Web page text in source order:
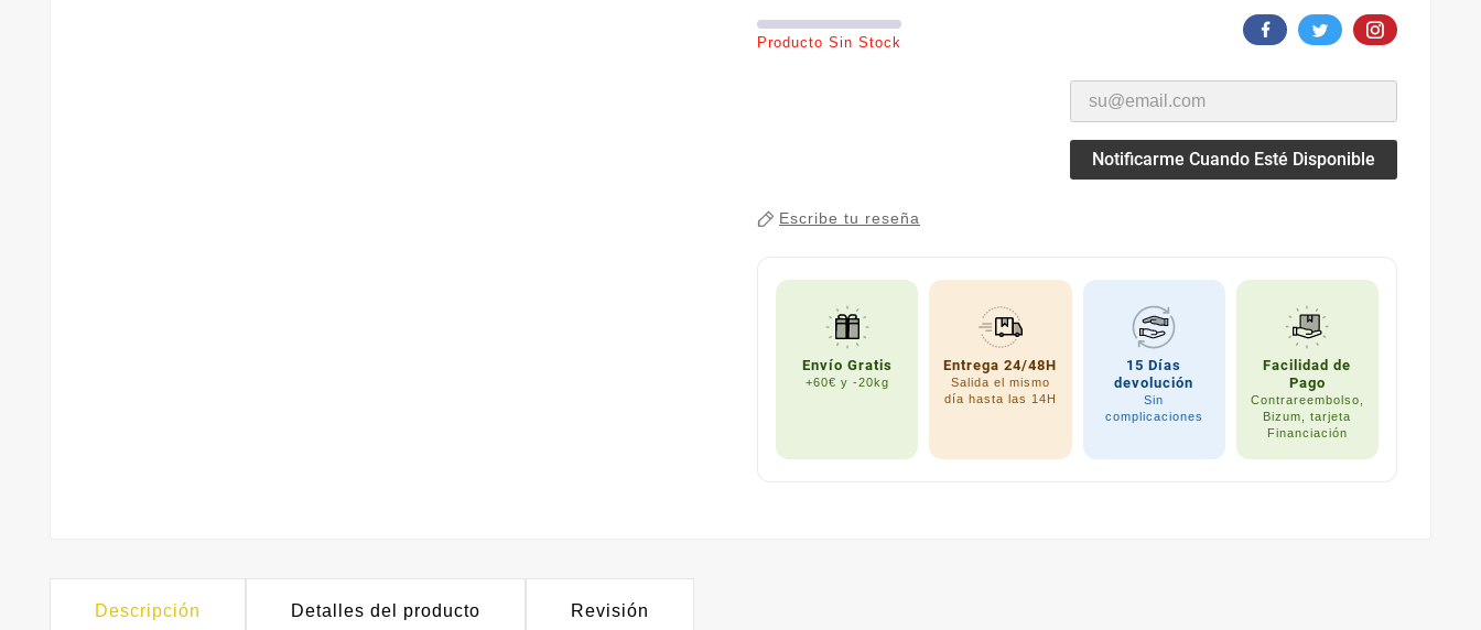
Producto Sin Stock
Notificarme Cuando Esté Disponible
Escribe tu reseña
Envío Gratis
+60€ y -20kg
Entrega 24/48H
Salida el mismo
día hasta las 14H
15 Días
devolución
Sin
complicaciones
Facilidad de
Pago
Contrareembolso,
Bizum, tarjeta
Financiación
Descripción Detalles del producto Revisión